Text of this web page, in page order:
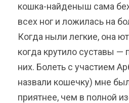
кошка-найденыш сама
всех ног и ложилась на
Когда ныли легкие, она
когда крутило суставы —
них. Болеть с участием
назвали кошечку) мне
приятнее, чем в полной